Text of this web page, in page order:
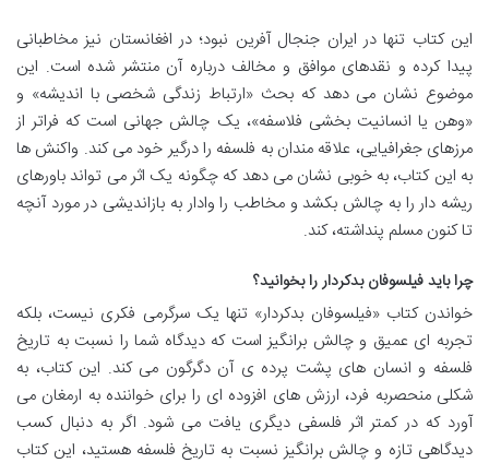
این کتاب تنها در ایران جنجال آفرین نبود؛ در افغانستان نیز مخاطبانی
پیدا کرده و نقدهای موافق و مخالف درباره آن منتشر شده است. این
موضوع نشان می دهد که بحث «ارتباط زندگی شخصی با اندیشه» و
«وهن یا انسانیت بخشی فلاسفه»، یک چالش جهانی است که فراتر از
مرزهای جغرافیایی، علاقه مندان به فلسفه را درگیر خود می کند. واکنش ها
به این کتاب، به خوبی نشان می دهد که چگونه یک اثر می تواند باورهای
ریشه دار را به چالش بکشد و مخاطب را وادار به بازاندیشی در مورد آنچه
تا کنون مسلم پنداشته، کند.
چرا باید فیلسوفان بدکردار را بخوانید؟
خواندن کتاب «فیلسوفان بدکردار» تنها یک سرگرمی فکری نیست، بلکه
تجربه ای عمیق و چالش برانگیز است که دیدگاه شما را نسبت به تاریخ
فلسفه و انسان های پشت پرده ی آن دگرگون می کند. این کتاب، به
شکلی منحصربه فرد، ارزش های افزوده ای را برای خواننده به ارمغان می
آورد که در کمتر اثر فلسفی دیگری یافت می شود. اگر به دنبال کسب
دیدگاهی تازه و چالش برانگیز نسبت به تاریخ فلسفه هستید، این کتاب